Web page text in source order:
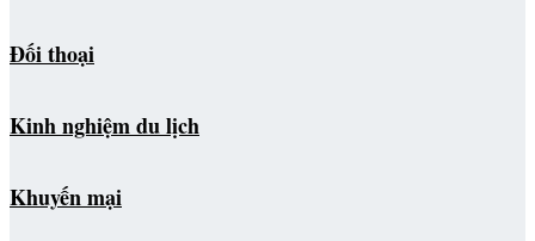
Đối thoại
Kinh nghiệm du lịch
Khuyến mại